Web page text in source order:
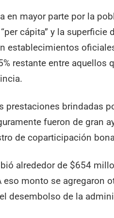
en mayor parte por la
cápita” y la superficie
establecimientos
restante entre aquellos
prestaciones brindadas
fueron de gran
de coparticipación
alrededor de $654
monto se agregaron
desembolso de la